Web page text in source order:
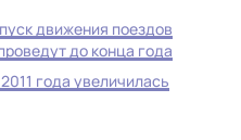
движения поездов
до конца года
года увеличилась